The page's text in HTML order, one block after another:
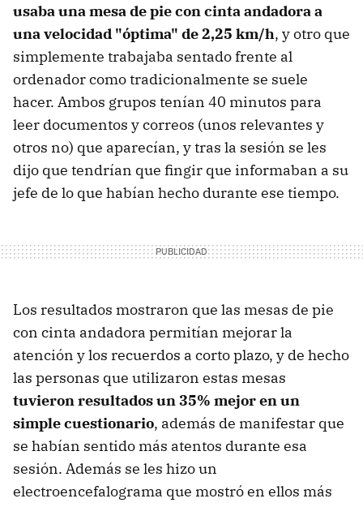
usaba una mesa de pie con cinta andadora a
una velocidad "óptima" de 2,25 km/h, y otro que
simplemente trabajaba sentado frente al
ordenador como tradicionalmente se suele
hacer. Ambos grupos tenían 40 minutos para
leer documentos y correos (unos relevantes y
otros no) que aparecían, y tras la sesión se les
dijo que tendrían que fingir que informaban a su
jefe de lo que habían hecho durante ese tiempo.
Los resultados mostraron que las mesas de pie
con cinta andadora permitían mejorar la
atención y los recuerdos a corto plazo, y de hecho
las personas que utilizaron estas mesas
tuvieron resultados un 35% mejor en un
simple cuestionario, además de manifestar que
se habían sentido más atentos durante esa
sesión. Además se les hizo un
electroencefalograma que mostró en ellos más